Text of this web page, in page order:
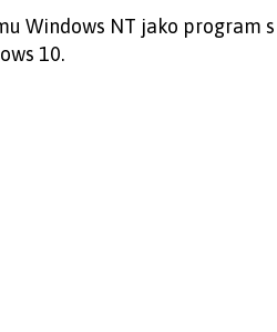
Windows NT jako program s
10.